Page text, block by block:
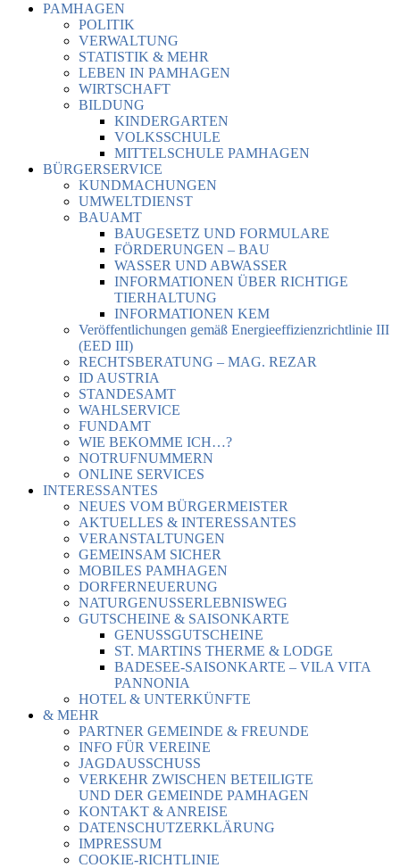
PAMHAGEN
POLITIK
VERWALTUNG
STATISTIK & MEHR
LEBEN IN PAMHAGEN
WIRTSCHAFT
BILDUNG
KINDERGARTEN
VOLKSSCHULE
MITTELSCHULE PAMHAGEN
BÜRGERSERVICE
KUNDMACHUNGEN
UMWELTDIENST
BAUAMT
BAUGESETZ UND FORMULARE
FÖRDERUNGEN – BAU
WASSER UND ABWASSER
INFORMATIONEN ÜBER RICHTIGE
TIERHALTUNG
INFORMATIONEN KEM
Veröffentlichungen gemäß Energieeffizienzrichtlinie III
(EED III)
RECHTSBERATUNG – MAG. REZAR
ID AUSTRIA
STANDESAMT
WAHLSERVICE
FUNDAMT
WIE BEKOMME ICH…?
NOTRUFNUMMERN
ONLINE SERVICES
INTERESSANTES
NEUES VOM BÜRGERMEISTER
AKTUELLES & INTERESSANTES
VERANSTALTUNGEN
GEMEINSAM SICHER
MOBILES PAMHAGEN
DORFERNEUERUNG
NATURGENUSSERLEBNISWEG
GUTSCHEINE & SAISONKARTE
GENUSSGUTSCHEINE
ST. MARTINS THERME & LODGE
BADESEE-SAISONKARTE – VILA VITA
PANNONIA
HOTEL & UNTERKÜNFTE
& MEHR
PARTNER GEMEINDE & FREUNDE
INFO FÜR VEREINE
JAGDAUSSCHUSS
VERKEHR ZWISCHEN BETEILIGTE
UND DER GEMEINDE PAMHAGEN
KONTAKT & ANREISE
DATENSCHUTZERKLÄRUNG
IMPRESSUM
COOKIE-RICHTLINIE